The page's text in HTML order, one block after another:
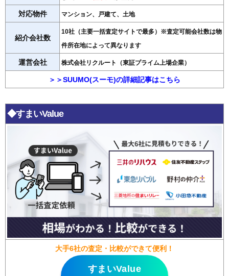
対応物件 マンション、戸建て、土地
紹介会社数
10社（主要一括査定サイトで最多）※査定可能会社数は物
件所在地によって異なります
運営会社 株式会社リクルート（東証プライム上場企業）
＞＞SUUMO(スーモ)の詳細記事はこちら
◆すまいValue
大手6社の査定・比較ができて便利！
すまいValue